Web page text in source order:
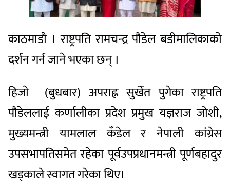
काठमाडाै । राष्ट्रपति रामचन्द्र पौडेल बडीमालिकाकाे
दर्शन गर्न जाने भएका छन् ।
हिजाे (बुधबार) अपराह्न सुर्खेत पुगेका राष्ट्रपति
पौडेललाई कर्णालीका प्रदेश प्रमुख यज्ञराज जोशी,
मुख्यमन्त्री यामलाल कँडेल र नेपाली कांग्रेस
उपसभापतिसमेत रहेका पूर्वउपप्रधानमन्त्री पूर्णबहादुर
खड्काले स्वागत गरेका थिए।